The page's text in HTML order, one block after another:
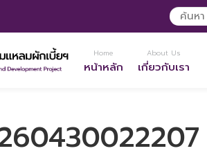
Home
หน้าหลัก
About Us
เกี่ยวกับเรา